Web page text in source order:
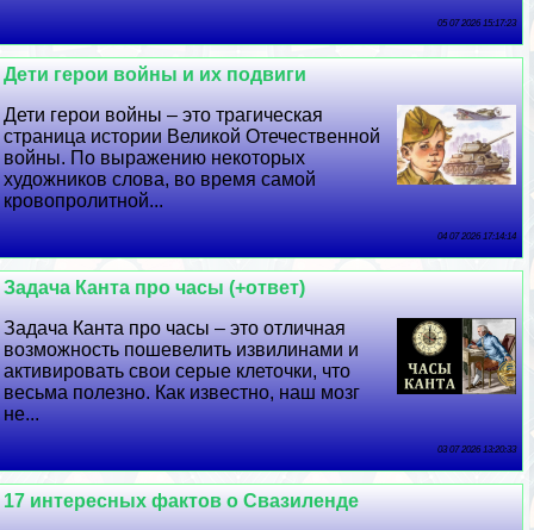
05 07 2026 15:17:23
Дети герои войны и их подвиги
Дети герои войны – это трагическая
страница истории Великой Отечественной
войны. По выражению некоторых
художников слова, во время самой
кровопролитной...
04 07 2026 17:14:14
Задача Канта про часы (+ответ)
Задача Канта про часы – это отличная
возможность пошевелить извилинами и
активировать свои серые клеточки, что
весьма полезно. Как известно, наш мозг
не...
03 07 2026 13:20:33
17 интересных фактов о Свазиленде